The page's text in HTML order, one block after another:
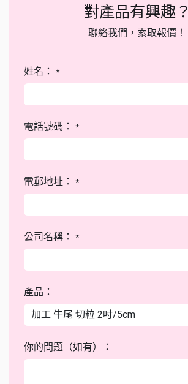
對產品有興趣？
聯絡我們，索取報價！
姓名： *
電話號碼： *
電郵地址： *
公司名稱： *
產品：
你的問題（如有）：